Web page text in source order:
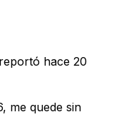
hace 20
me quede sin